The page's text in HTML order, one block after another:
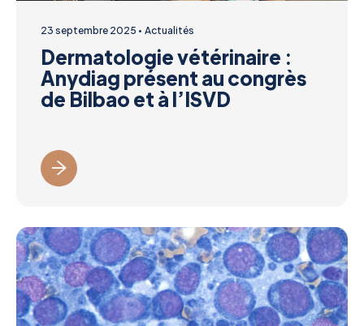
23 septembre 2025 Actualités
Dermatologie vétérinaire :
Anydiag présent au congrès
de Bilbao et à l’ISVD